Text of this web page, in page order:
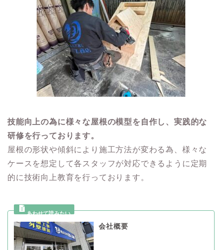
技能向上の為に様々な屋根の模型を自作し、実践的な
研修を行っております。
屋根の形状や傾斜により施工方法が変わる為、様々な
ケースを想定して各スタッフが対応できるように定期
的に技術向上教育を行っております。
会社概要